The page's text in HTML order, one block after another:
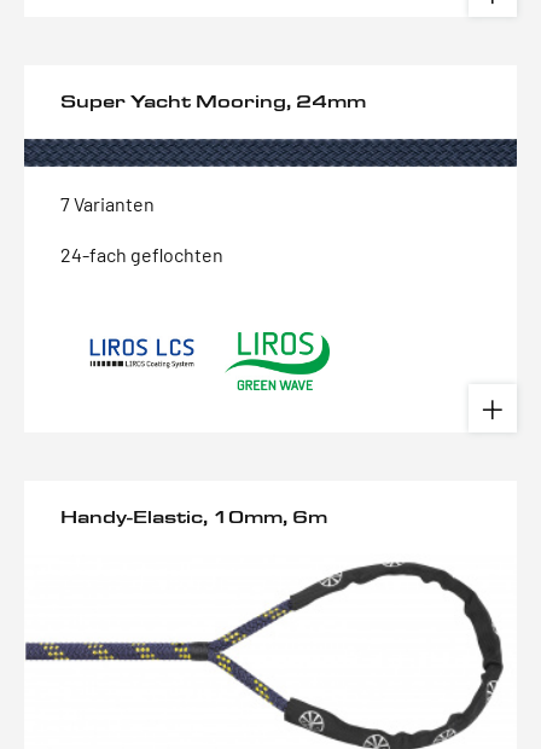
Super Yacht Mooring, 24mm
7 Varianten
24-fach geflochten
Handy-Elastic, 10mm, 6m